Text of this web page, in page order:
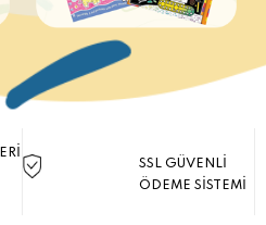
SSL GÜVENLİ
ÖDEME SİSTEMİ